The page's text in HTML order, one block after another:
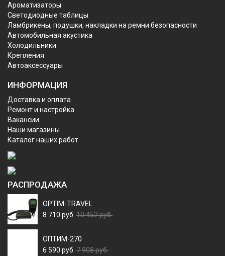
Ароматизаторы
Светодиодные таблицы
Ламбрикены, подушки, накладки на ремни безопасности
Автомобильная акустика
Холодильники
Крепления
Автоаксессуары
ИНФОРМАЦИЯ
Доставка и оплата
Ремонт и настройка
Вакансии
Наши магазины
Каталог наших работ
РАСПРОДАЖА
OPTIM-TRAVEL
8 710 руб. 10 452 руб.
ОПТИМ-270
6 590 руб. 7 908 руб.